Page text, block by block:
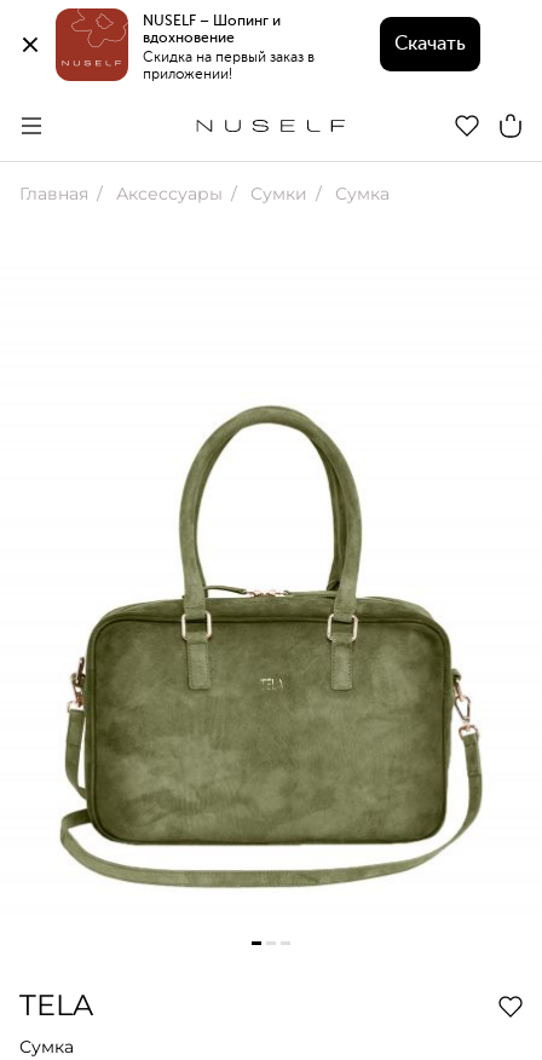
NUSELF – Шопинг и
вдохновение
Скидка на первый заказ в
приложении!
Скачать
Главная Аксессуары Сумки Сумка
TELA
Сумка